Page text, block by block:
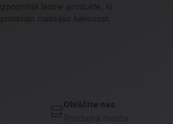
izpopolnili lastne produkte, ki
prinašajo najboljšo kakovost.
Obiščite nas
Prodajna mesta